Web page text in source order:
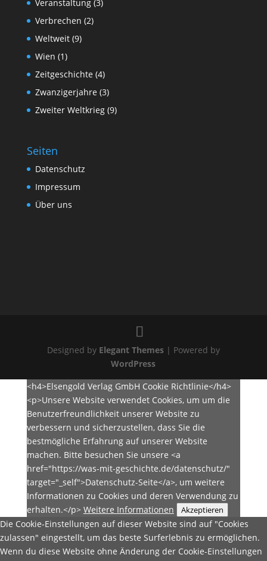
Veranstaltung(3)
Verbrechen (2)
Weltweit(9)
Wien (1)
Zeitgeschichte(4)
Zwanzigerjahre(3)
Zweiter Weltkrieg(9)
Seiten
Datenschutz
Impressum
Über uns
Designed by Elegant Themes| Powered by
WordPress
<h4>Elsengold Verlag GmbH Cookie Richtlinie</h4>
<p>Unsere Website verwendet Cookies, um um die
Benutzerfreundlichkeit unserer Website zu
verbessern und sicherzustellen, dass Sie die
bestmögliche Erfahrung auf unserer Website
machen. Bitte besuchen Sie unsere <a
href="https://was-mit-geschichte.de/datenschutz/"
target="_self">Datenschutz-Seite</a>, um weitere
Informationen zu Cookies und deren Verwendung zu
erhalten.</p> Weitere Informationen Akzeptieren
Die Cookie-Einstellungen auf dieser Website sind auf "Cookies
zulassen" eingestellt, um das beste Surferlebnis zu ermöglichen.
Wenn du diese Website ohne Änderung der Cookie-Einstellungen